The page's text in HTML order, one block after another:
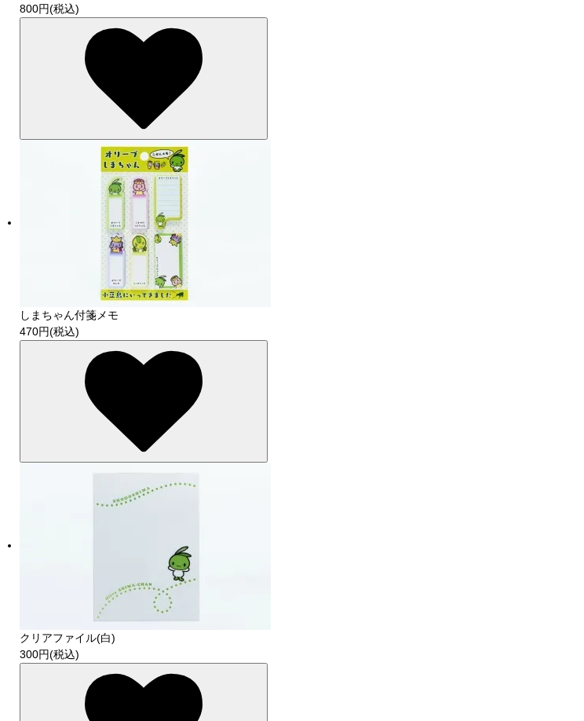
800円(税込)
しまちゃん付箋メモ
470円(税込)
クリアファイル(白)
300円(税込)